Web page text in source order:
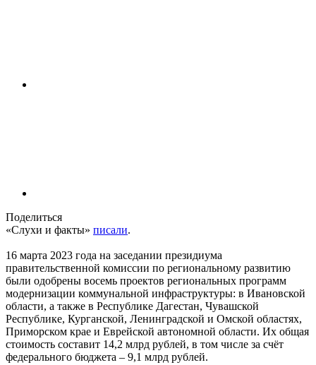
Поделиться
«Слухи и факты» писали.
16 марта 2023 года на заседании президиума
правительственной комиссии по региональному развитию
были одобрены восемь проектов региональных программ
модернизации коммунальной инфраструктуры: в Ивановской
области, а также в Республике Дагестан, Чувашской
Республике, Курганской, Ленинградской и Омской областях,
Приморском крае и Еврейской автономной области. Их общая
стоимость составит 14,2 млрд рублей, в том числе за счёт
федерального бюджета – 9,1 млрд рублей.